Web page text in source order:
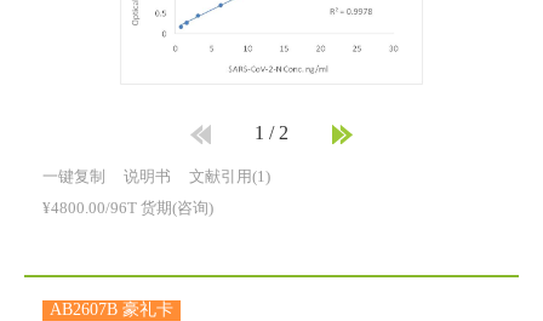
1 /2
一键复制 说明书
文献引用(1)
¥4800.00/96T 货期(咨询)
AB2607B 豪礼卡